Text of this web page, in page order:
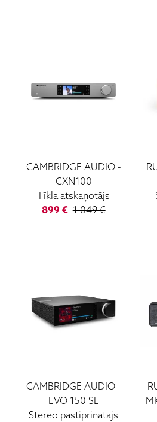
CAMBRIDGE AUDIO-
CXN100
Tīkla atskaņotājs
899€ 1 049€
CAMBRIDGE AUDIO-
EVO 150 SE
Stereo pastiprinātājs